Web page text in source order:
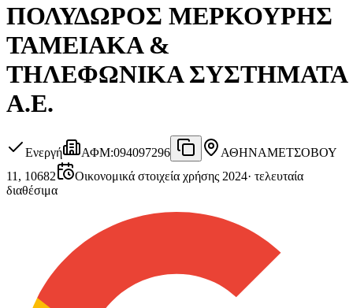
ΠΟΛΥΔΩΡΟΣ ΜΕΡΚΟΥΡΗΣ
ΤΑΜΕΙΑΚΑ &
ΤΗΛΕΦΩΝΙΚΑ ΣΥΣΤΗΜΑΤΑ
Α.Ε.
Ενεργή ΑΦΜ:094097296 ΑΘΗΝΑΜΕΤΣΟΒΟΥ
11, 10682
Οικονομικά στοιχεία χρήσης 2024· τελευταία
διαθέσιμα